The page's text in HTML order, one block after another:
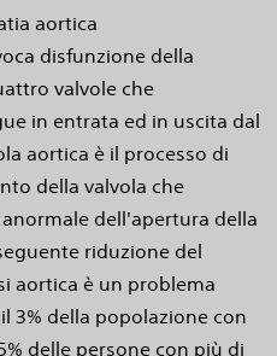
aortica
disfunzione della
valvole che
in entrata ed in uscita dal
aortica è il processo di
della valvola che
dell'apertura della
riduzione del
aortica è un problema
3% della popolazione con
delle persone con più di